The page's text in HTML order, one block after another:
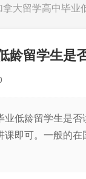
拿大留学高中毕业
龄留学生是
低龄留学生是
课即可。一般的